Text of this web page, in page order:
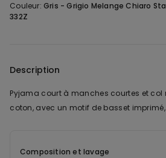
Couleur:Gris -Grigio Melange Chiaro
332Z
Description
Pyjama court à manches courtes et col
coton, avec un motif de basset
Composition et lavage